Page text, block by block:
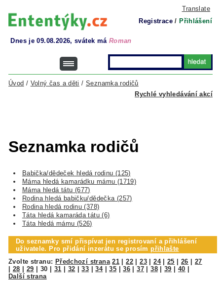
Translate
Registrace / Přihlášení
Dnes je 09.08.2026, svátek má Roman
Rychlé vyhledávání akcí
Úvod / Volný čas a děti /Seznamka rodičů
Seznamka rodičů
Babička/dědeček hledá rodinu (125)
Máma hledá kamarádku mámu (1719)
Máma hledá tátu (677)
Rodina hledá babičku/dědečka (257)
Rodina hledá rodinu (378)
Táta hledá kamaráda tátu (6)
Táta hledá mámu (526)
Do seznamky smí přispívat jen registrovaní a přihlášení
uživatele. Pro přidání inzerátu se prosímpřihlašte
Zvolte stranu: Předchozí strana 21 |22 |23|24|25 26
27
28 29 30 31 32 |33 |34|35 |36 |37 |38|39 |40
Další strana